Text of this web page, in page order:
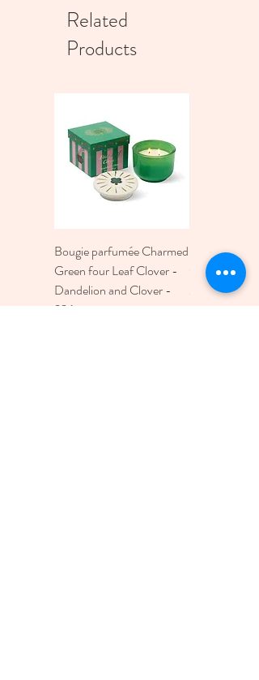
Couleur : Vert + corail / Green + coral
Related
Products
Bougie parfumée Charmed
Green four Leaf Clover -
Dandelion and Clover -
226g
Bougie A
Oz./118Ml
Moon